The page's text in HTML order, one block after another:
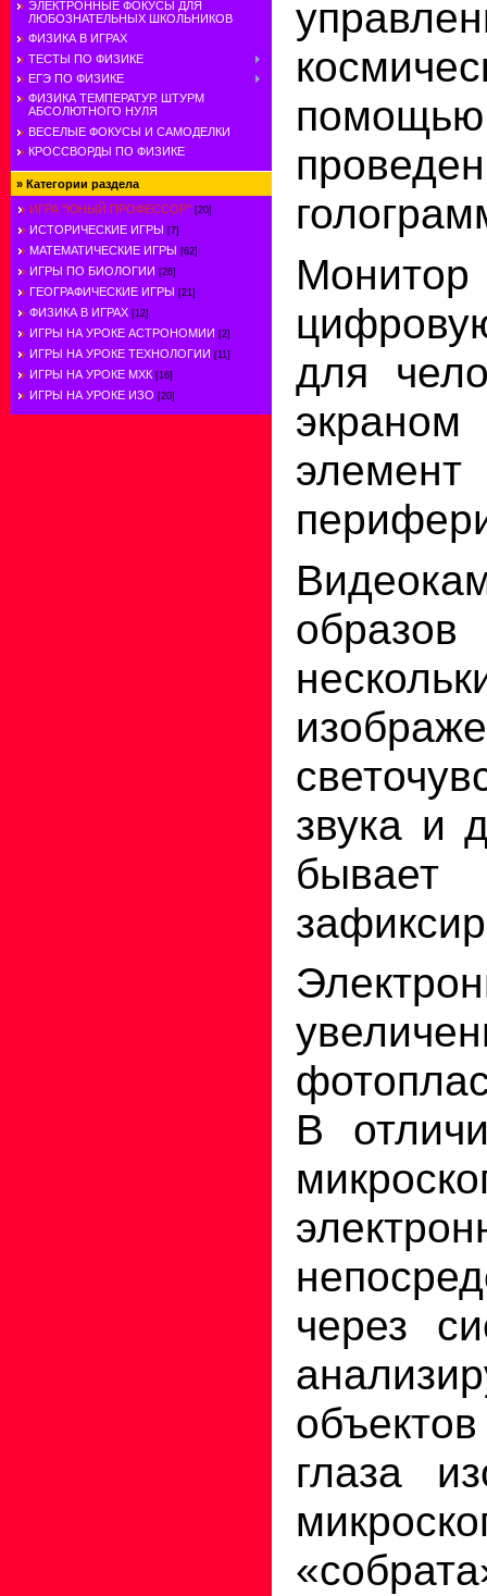
ЭЛЕКТРОННЫЕ ФОКУСЫ ДЛЯ
ЛЮБОЗНАТЕЛЬНЫХ ШКОЛЬНИКОВ
ФИЗИКА В ИГРАХ
ТЕСТЫ ПО ФИЗИКЕ
ЕГЭ ПО ФИЗИКЕ
ФИЗИКА ТЕМПЕРАТУР. ШТУРМ
АБСОЛЮТНОГО НУЛЯ
ВЕСЕЛЫЕ ФОКУСЫ И САМОДЕЛКИ
КРОССВОРДЫ ПО ФИЗИКЕ
» Категории раздела
ИГРА "ЮНЫЙ ПРОФЕССОР" [20]
ИСТОРИЧЕСКИЕ ИГРЫ [7]
МАТЕМАТИЧЕСКИЕ ИГРЫ [62]
ИГРЫ ПО БИОЛОГИИ [26]
ГЕОГРАФИЧЕСКИЕ ИГРЫ [21]
ФИЗИКА В ИГРАХ [12]
ИГРЫ НА УРОКЕ АСТРОНОМИИ [2]
ИГРЫ НА УРОКЕ ТЕХНОЛОГИИ [11]
ИГРЫ НА УРОКЕ МХК [16]
ИГРЫ НА УРОКЕ ИЗО [20]
для
элемент
звука и
бывает
В
через
глаза